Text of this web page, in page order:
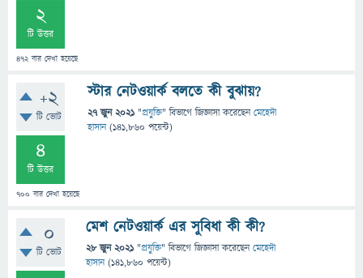
2
টি উত্তর
472বার দেখা হয়েছে
+2
টি ভোট
4
টি উত্তর
700 বার দেখা হয়েছে
স্টার নেটওয়ার্ক বলতে কী বুঝায়?
27 জুন 2021 "প্রযুক্তি" বিভাগে জিজ্ঞাসাকরেছেনমেহেদী
হাসান (141,860 পয়েন্ট)
0
টি ভোট
মেশ নেটওয়ার্ক এর সুবিধা কী কী?
28 জুন 2021 "প্রযুক্তি" বিভাগে জিজ্ঞাসাকরেছেনমেহেদী
হাসান (141,860 পয়েন্ট)